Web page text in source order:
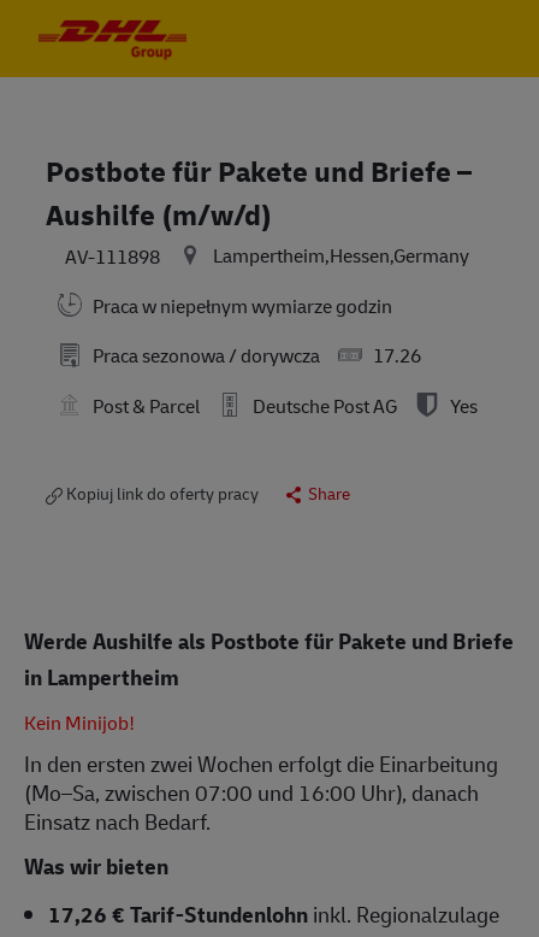
Postbote für Pakete und Briefe –
Aushilfe (m/w/d)
AV-111898
Lampertheim,Hessen,Germany
Praca w niepełnym wymiarze godzin
Praca sezonowa / dorywcza
17.26
Post & Parcel
Deutsche Post AG Yes
Kopiuj link do oferty pracy Share
Werde Aushilfe als Postbote für Pakete und Briefe
in Lampertheim
Kein Minijob!
In den ersten zwei Wochen erfolgt die Einarbeitung
(Mo–Sa, zwischen 07:00 und 16:00 Uhr), danach
Einsatz nach Bedarf.
Was wir bieten
17,26 € Tarif-Stundenlohninkl. Regionalzulage